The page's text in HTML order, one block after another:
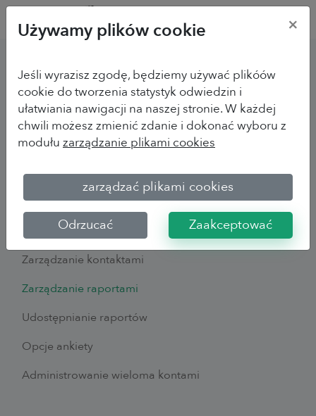
Główne cechy
Projekt kwestionariusza
Typy pytań
Baza pytań
Wyświetlanie kwestionariusza
Zarządzanie kolektorami
Zarządzanie kontaktami
Zarządzanie raportami
Udostępnianie raportów
Opcje ankiety
Administrowanie wieloma kontami
Używamy plików cookie ×
Jeśli wyrazisz zgodę, będziemy używać plikóów
cookie do tworzenia statystyk odwiedzin i
ułatwiania nawigacji na naszej stronie. W każdej
chwili możesz zmienić zdanie i dokonać wyboru z
modułu zarządzanie plikami cookies
zarządzać plikami cookies
Odrzucać Zaakceptować